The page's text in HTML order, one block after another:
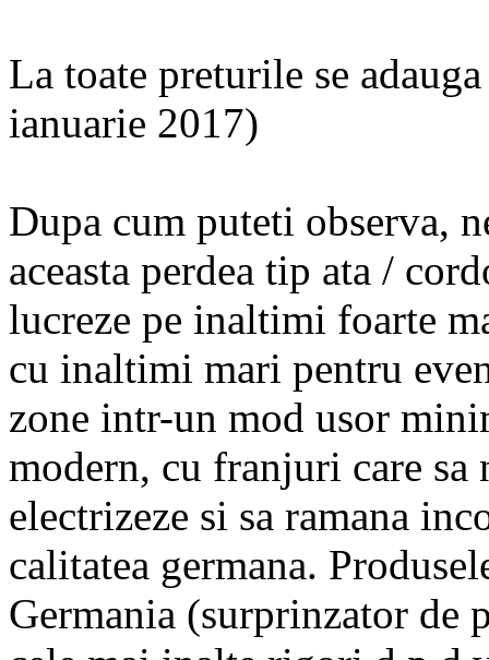
La toate preturile se
ianuarie 2017)
Dupa cum puteti observa,
aceasta perdea tip ata /
lucreze pe inaltimi foarte
cu inaltimi mari pentru
zone intr-un mod usor
modern, cu franjuri care sa
electrizeze si sa ramana
calitatea germana.
Germania (surprinzator de